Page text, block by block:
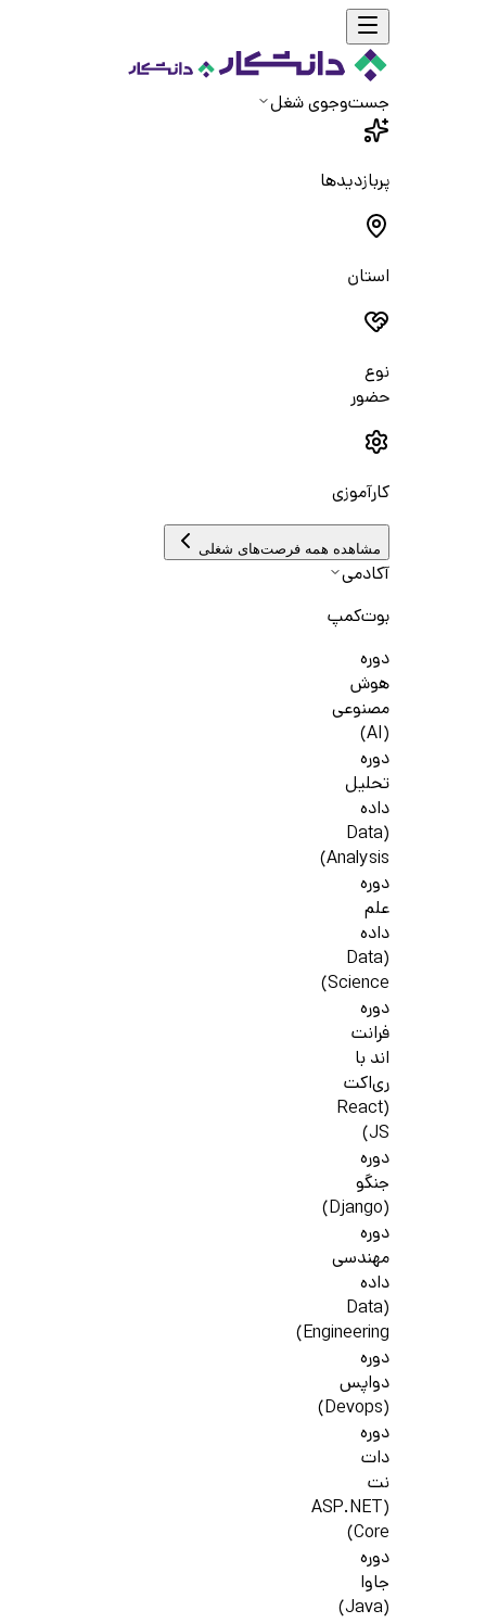
جست‌و‌جوی شغل
پربازدیدها
استان
نوع
حضور
کارآموزی
مشاهده همه فرصت‌های شغلی
آکادمی
بوت‌کمپ
دوره
هوش
مصنوعی
(AI)
دوره
تحلیل
داده
(Data
Analysis)
دوره
علم
داده
(Data
Science)
دوره
فرانت
اند با
ری‌اکت
(React
JS)
دوره
جنگو
(Django)
دوره
مهندسی
داده
(Data
Engineering)
دوره
دواپس
(Devops)
دوره
دات
نت
(ASP.NET
Core)
دوره
جاوا
(Java)